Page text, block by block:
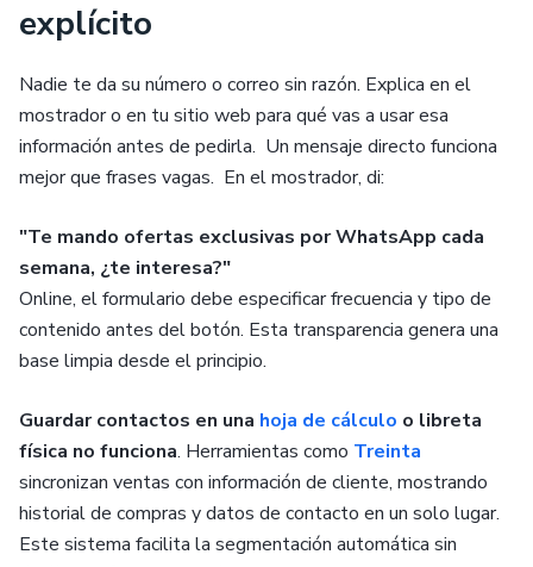
explícito
Nadie te da su número o correo sin razón. Explica en el
mostrador o en tu sitio web para qué vas a usar esa
información antes de pedirla. Un mensaje directo funciona
mejor que frases vagas. En el mostrador, di:
"Te mando ofertas exclusivas por WhatsApp cada
semana, ¿te interesa?"
Online, el formulario debe especificar frecuencia y tipo de
contenido antes del botón. Esta transparencia genera una
base limpia desde el principio.
Guardar contactos en una hoja de cálculo o libreta
física no funciona. Herramientas como Treinta
sincronizan ventas con información de cliente, mostrando
historial de compras y datos de contacto en un solo lugar.
Este sistema facilita la segmentación automática sin